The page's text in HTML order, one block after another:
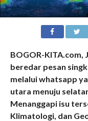
BOGOR-KITA.com,
beredar pesan
melalui whatsapp
utara menuju
Menanggapi isu
Klimatologi, dan